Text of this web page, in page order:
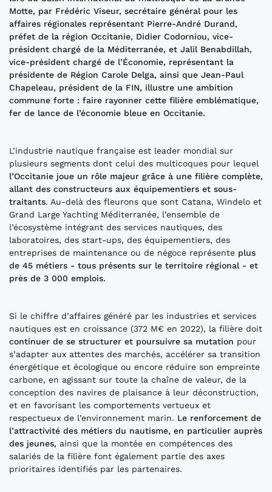
Motte, par Frédéric Viseur, secrétaire général pour les
affaires régionales représentant Pierre-André Durand,
préfet de la région Occitanie, Didier Codorniou, vice-
président chargé de la Méditerranée, et Jalil Benabdillah,
vice-président chargé de l’Économie, représentant la
présidente de Région Carole Delga, ainsi que Jean-Paul
Chapeleau, président de la FIN, illustre une ambition
commune forte : faire rayonner cette filière emblématique,
fer de lance de l’économie bleue en Occitanie.
L’industrie nautique française est leader mondial sur
plusieurs segments dont celui des multicoques pour lequel
l’Occitanie joue un rôle majeur grâce à une filière complète,
allant des constructeurs aux équipementiers et sous-
traitants. Au-delà des fleurons que sont Catana, Windelo et
Grand Large Yachting Méditerranée, l’ensemble de
l’écosystème intégrant des services nautiques, des
laboratoires, des start-ups, des équipementiers, des
entreprises de maintenance ou de négoce représente plus
de 45 métiers - tous présents sur le territoire régional - et
près de 3 000 emplois.
Si le chiffre d’affaires généré par les industries et services
nautiques est en croissance (372 M€ en 2022), la filière doit
continuer de se structurer et poursuivre sa mutation pour
s’adapter aux attentes des marchés, accélérer sa transition
énergétique et écologique ou encore réduire son empreinte
carbone, en agissant sur toute la chaîne de valeur, de la
conception des navires de plaisance à leur déconstruction,
et en favorisant les comportements vertueux et
respectueux de l’environnement marin. Le renforcement de
l’attractivité des métiers du nautisme, en particulier auprès
des jeunes, ainsi que la montée en compétences des
salariés de la filière font également partie des axes
prioritaires identifiés par les partenaires.